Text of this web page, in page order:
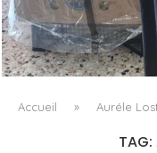
LE BAULETTO
Accueil » Auréle
TAG: